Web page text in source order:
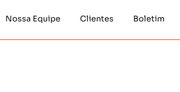
Nossa Equipe Clientes Boletim